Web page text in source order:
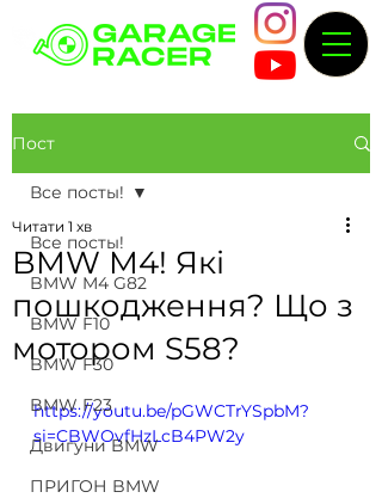
Пост
Все посты!
BMW M4 G82
BMW F10
BMW F30
BMW F23
Двигуни BMW
ПРИГОН BMW
Все посты!
BMW M4! Які
пошкодження? Що з
мотором S58?
Читати 1 хв
https://youtu.be/pGWCTrYSpbM?
si=CBWOvfHzLcB4PW2y